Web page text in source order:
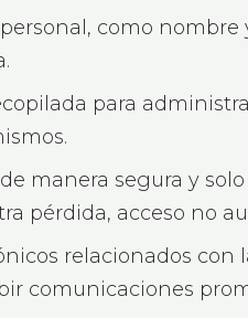
como nombre
para
manera segura y
pérdida, acceso no
relacionados con
comunicaciones